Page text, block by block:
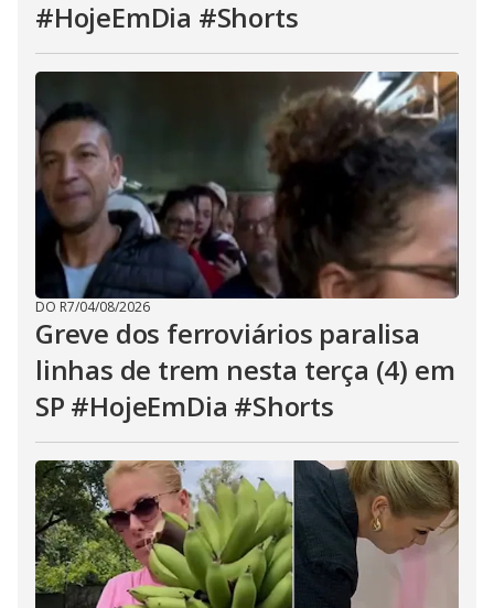
#HojeEmDia #Shorts
DO R7/04/08/2026
Greve dos ferroviários paralisa
linhas de trem nesta terça (4) em
SP #HojeEmDia #Shorts